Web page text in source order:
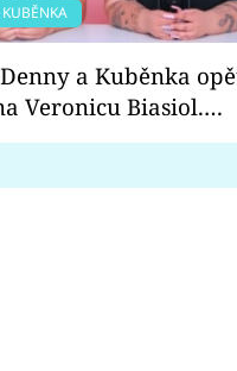
a Kuběnka
Veronicu Biasiol.
podle nich falešná a